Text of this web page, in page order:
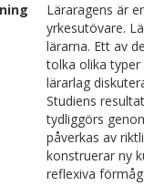
Läraragens är
yrkesutövare.
lärarna. Ett av
tolka olika typer
lärarlag
Studiens
tydliggörs
påverkas av
konstruerar ny
reflexiva